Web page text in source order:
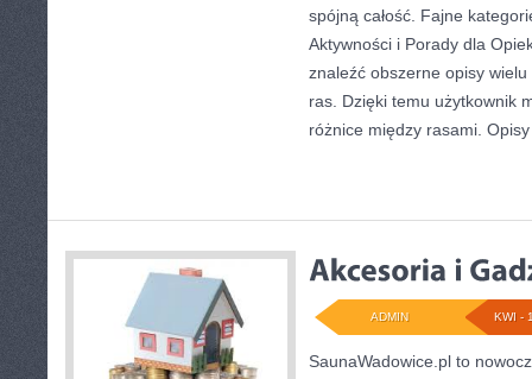
spójną całość. Fajne
Aktywności i Porady dla
znaleźć obszerne opisy
ras. Dzięki temu użytkownik
różnice między rasami. Opisy
KWI -
ADMIN
SaunaWadowice.pl to